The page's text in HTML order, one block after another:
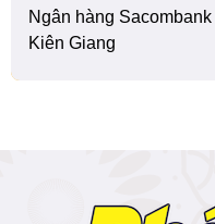
Ngân hàng
Kiên Giang